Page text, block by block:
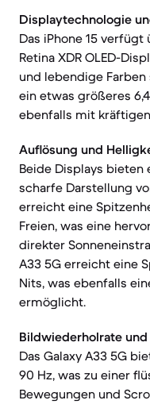
Displaytechnologie
Das iPhone 15 verfügt
Retina XDR OLED-
und lebendige Farben
ein etwas größeres
ebenfalls mit
Auflösung und
Beide Displays bieten
scharfe Darstellung
erreicht eine
Freien, was eine
direkter
A33 5G erreicht eine
Nits, was ebenfalls
ermöglicht.
Bildwiederholrate
Das Galaxy A33 5G
90 Hz, was zu einer
Bewegungen und